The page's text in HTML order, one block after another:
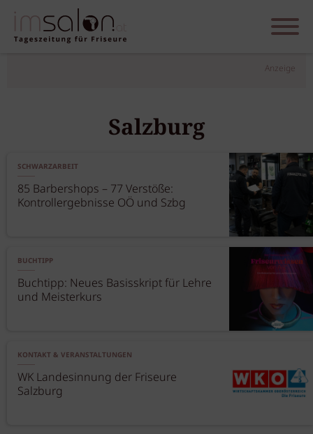
Anzeige
Salzburg
SCHWARZARBEIT
85 Barbershops – 77 Verstöße:
Kontrollergebnisse OÖ und Szbg
BUCHTIPP
Buchtipp: Neues Basisskript für Lehre
und Meisterkurs
KONTAKT & VERANSTALTUNGEN
WK Landesinnung der Friseure
Salzburg